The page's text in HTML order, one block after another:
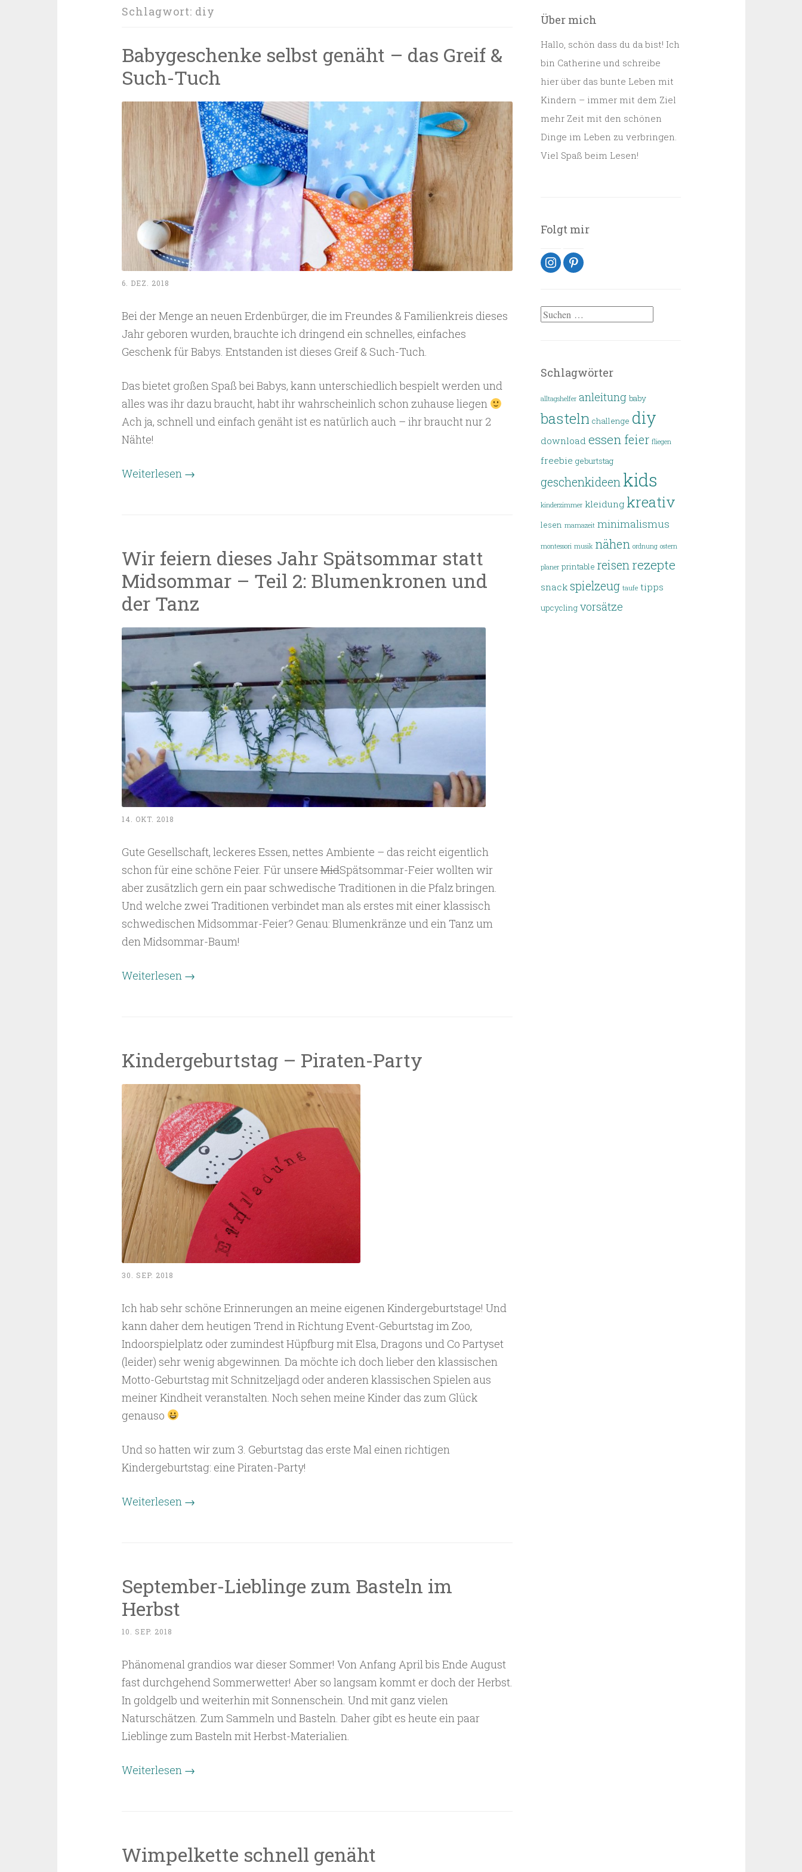
Schlagwort: diy
Babygeschenke selbst genäht – das Greif &
Such-Tuch
6. DEZ. 2018
Bei der Menge an neuen Erdenbürger, die im Freundes & Familienkreis dieses
Jahr geboren wurden, brauchte ich dringend ein schnelles, einfaches
Geschenk für Babys. Entstanden ist dieses Greif & Such-Tuch.
Das bietet großen Spaß bei Babys, kann unterschiedlich bespielt werden und
alles was ihr dazu braucht, habt ihr wahrscheinlich schon zuhause liegen
Ach ja, schnell und einfach genäht ist es natürlich auch – ihr braucht nur 2
Nähte!
Weiterlesen “Babygeschenke
Greif
&
Such-
→
Wir feiern dieses Jahr Spätsommar statt
Midsommar – Teil 2: Blumenkronen und
der Tanz
14. OKT. 2018
Gute Gesellschaft, leckeres Essen, nettes Ambiente – das reicht eigentlich
schon für eine schöne Feier. Für unsereMidSpätsommar-Feier wollten wir
aber zusätzlich gern ein paar schwedische Traditionen in die Pfalz bringen.
Und welche zwei Traditionen verbindet man als erstes mit einer klassisch
schwedischen Midsommar-Feier? Genau: Blumenkränze und ein Tanz um
den Midsommar-Baum!
Weiterlesen “Wir
statt
Midsommar
–
Teil
2:
Blumenkronen
der
Tanz”
→
Kindergeburtstag – Piraten-Party
30. SEP. 2018
Ich hab sehr schöne Erinnerungen an meine eigenen Kindergeburtstage! Und
kann daher dem heutigen Trend in Richtung Event-Geburtstag im Zoo,
Indoorspielplatz oder zumindest Hüpfburg mit Elsa, Dragons und Co Partyset
(leider) sehr wenig abgewinnen. Da möchte ich doch lieber den klassischen
Motto-Geburtstag mit Schnitzeljagd oder anderen klassischen Spielen aus
meiner Kindheit veranstalten. Noch sehen meine Kinder das zum Glück
genauso
Und so hatten wir zum 3. Geburtstag das erste Mal einen richtigen
Kindergeburtstag: eine Piraten-Party!
Weiterlesen “Kindergeburtstag
→
September-Lieblinge zum Basteln im
Herbst
10. SEP. 2018
Phänomenal grandios war dieser Sommer! Von Anfang April bis Ende August
fast durchgehend Sommerwetter! Aber so langsam kommt er doch der Herbst.
In goldgelb und weiterhin mit Sonnenschein. Und mit ganz vielen
Naturschätzen. Zum Sammeln und Basteln. Daher gibt es heute ein paar
Lieblinge zum Basteln mit Herbst-Materialien.
Weiterlesen “September-
Herbst”
→
Wimpelkette schnell genäht
Über mich
Hallo, schön dass du da bist! Ich
bin Catherine und schreibe
hier über das bunte Leben mit
Kindern – immer mit dem Ziel
mehr Zeit mit den schönen
Dinge im Leben zu verbringen.
Viel Spaß beim Lesen!
Folgt mir
instagram
pinterest
Suchen
Schlagwörter
alltagshelfer anleitung baby
basteln challenge diy
download essen feier fliegen
freebie geburtstag
geschenkideen kids
kinderzimmer kleidung kreativ
lesen mamazeit minimalismus
montessori musik nähen ordnung ostern
planer printable reisen rezepte
snack spielzeug taufe tipps
upcycling vorsätze